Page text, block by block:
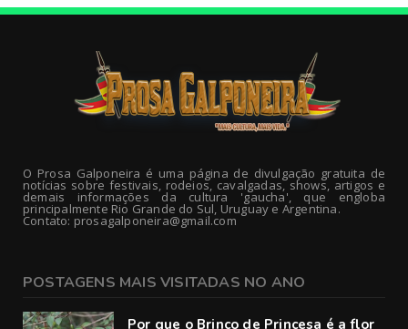
O Prosa Galponeira é uma página de divulgação gratuita de
notícias sobre festivais, rodeios, cavalgadas, shows, artigos e
demais informações da cultura 'gaucha', que engloba
principalmente Rio Grande do Sul, Uruguay e Argentina.
Contato: prosagalponeira@gmail.com
POSTAGENS MAIS VISITADAS NO ANO
Por que o Brinco de Princesa é a flor